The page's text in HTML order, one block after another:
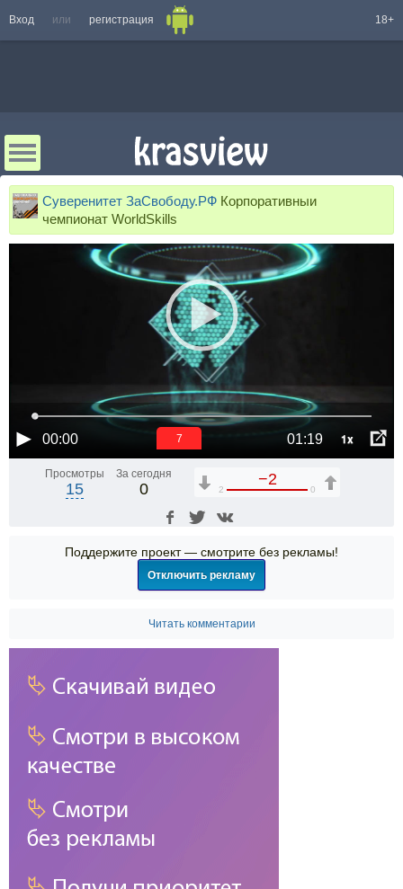
Вход или регистрация 18+
Суверенитет ЗаСвободу.РФ Корпоративныи
чемпионат WorldSkills
00:00 01:19 1x
7
Просмотры
15
За сегодня
0
−2
2 0
Поддержите проект — смотрите без рекламы!
Отключить рекламу
Читать комментарии